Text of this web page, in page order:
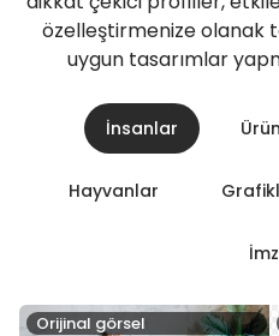
özelleştirmenize olanak
uygun tasarımlar
İnsanlar
Hayvanlar
Orijinal görsel